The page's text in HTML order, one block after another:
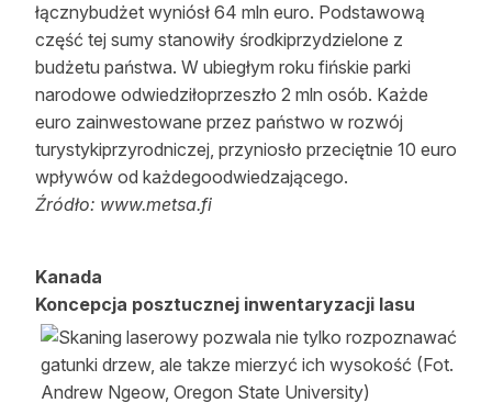
łącznybudżet wyniósł 64 mln euro. Podstawową
część tej sumy stanowiły środkiprzydzielone z
budżetu państwa. W ubiegłym roku fińskie parki
narodowe odwiedziłoprzeszło 2 mln osób. Każde
euro zainwestowane przez państwo w rozwój
turystykiprzyrodniczej, przyniosło przeciętnie 10 euro
wpływów od każdegoodwiedzającego.
Źródło: www.metsa.fi
Kanada
Koncepcja posztucznej inwentaryzacji lasu